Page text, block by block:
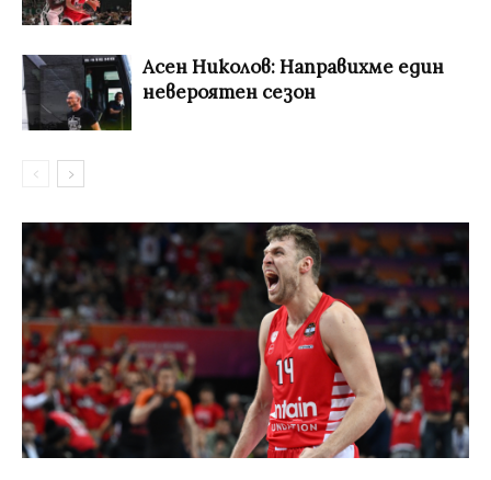
Асен Николов: Направихме един
невероятен сезон